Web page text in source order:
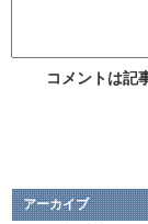
コメントは記
アーカイブ